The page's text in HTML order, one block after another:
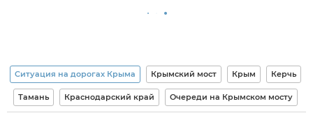
Ситуация на дорогах Крыма Крымский мост Крым Керчь
Тамань Краснодарский край Очереди на Крымском мосту